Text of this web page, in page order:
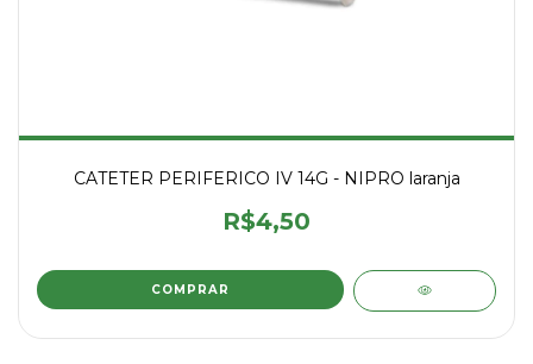
CATETER PERIFERICO IV 14G - NIPRO laranja
R$4,50